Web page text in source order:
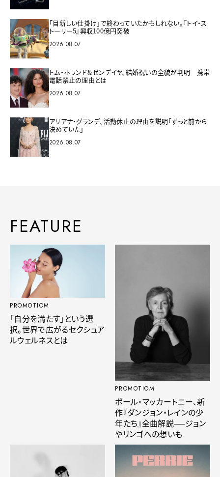
「目新しい仕掛け」で終わっていたかもしれない。『トイ・ス
トーリー5』興収100億円突破
2026.08.07
トム・ホランド＆ゼンデイヤ、結婚祝いの全貌が判明 携帯
電話禁止の理由とは
2026.08.07
アリアナ・グランデ、活動休止の理由を説明「ずっと前から
決めていた」
2026.08.07
FEATURE
PROMOTIOM
「自分を満たす」という選
択。世界で広がるセクシュア
ルウェルネスとは
PROMOTIOM
ポール・マッカートニー、新
作『ダンジョン・レインの少
年たち』全曲解説──ジョン
やリンゴへの想いも